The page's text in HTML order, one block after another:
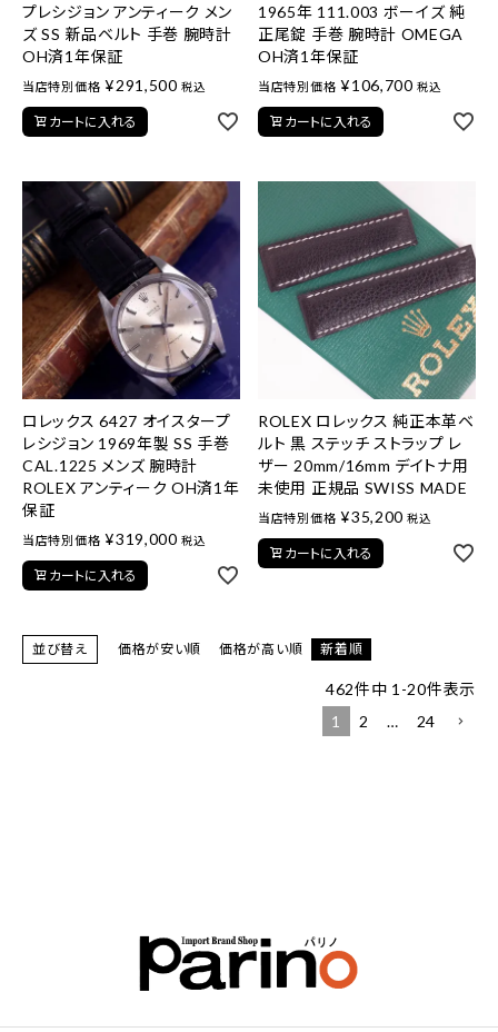
プレシジョン アンティーク メン
ズ SS 新品ベルト 手巻 腕時計
OH済1年保証
当店特別価格 ¥291,500 税込
カートに入れる
1965年 111.003 ボーイズ 純
正尾錠 手巻 腕時計 OMEGA
OH済1年保証
当店特別価格 ¥106,700 税込
カートに入れる
ロレックス 6427 オイスタープ
レシジョン 1969年製 SS 手巻
CAL.1225 メンズ 腕時計
ROLEX アンティーク OH済1年
保証
当店特別価格 ¥319,000 税込
カートに入れる
ROLEX ロレックス 純正本革ベ
ルト 黒 ステッチ ストラップ レ
ザー 20mm/16mm デイトナ用
未使用 正規品 SWISS MADE
当店特別価格 ¥35,200 税込
カートに入れる
並び替え 価格が安い順 価格が高い順 新着順
462件中 1 -20件表示
1
2 … 24